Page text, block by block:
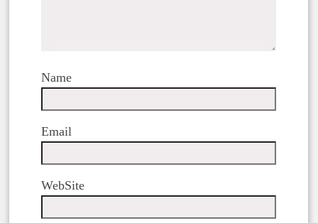
Name
Email
WebSite